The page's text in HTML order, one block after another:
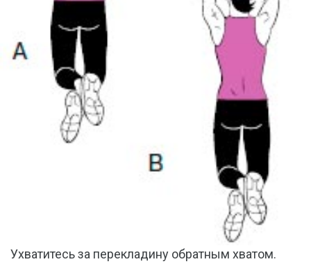
Ухватитесь за перекладину обратным хватом.